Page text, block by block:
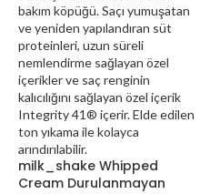
milk_shake Whipped
Cream Durulanmayan